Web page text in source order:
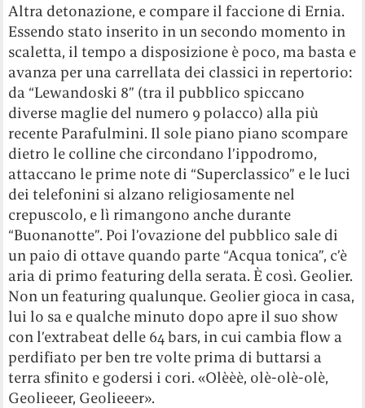
Altra detonazione, e compare il faccione di Ernia.
Essendo stato inserito in un secondo momento in
scaletta, il tempo a disposizione è poco, ma basta e
avanza per una carrellata dei classici in repertorio:
da “Lewandoski 8” (tra il pubblico spiccano
diverse maglie del numero 9 polacco) alla più
recente Parafulmini. Il sole piano piano scompare
dietro le colline che circondano l’ippodromo,
attaccano le prime note di “Superclassico” e le luci
dei telefonini si alzano religiosamente nel
crepuscolo, e lì rimangono anche durante
“Buonanotte”. Poi l’ovazione del pubblico sale di
un paio di ottave quando parte “Acqua tonica”, c’è
aria di primo featuring della serata. È così. Geolier.
Non un featuring qualunque. Geolier gioca in casa,
lui lo sa e qualche minuto dopo apre il suo show
con l’extrabeat delle 64 bars, in cui cambia flow a
perdifiato per ben tre volte prima di buttarsi a
terra sfinito e godersi i cori. «Olèèè, olè-olè-olè,
Geolieeer, Geolieeer».